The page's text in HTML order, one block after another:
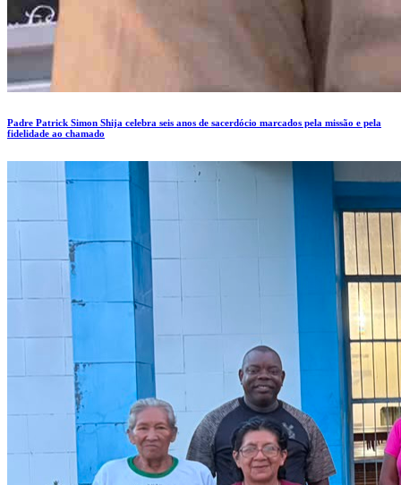
Padre Patrick Simon Shija celebra seis anos de sacerdócio marcados pela missão e pela
fidelidade ao chamado